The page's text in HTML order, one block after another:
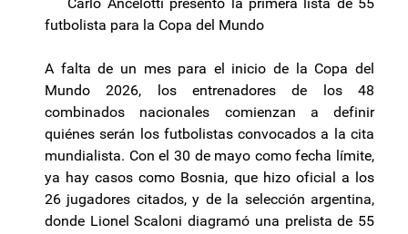
futbolista para la Copa del Mundo
A falta de un mes para el inicio de la Copa del
Mundo 2026, los entrenadores de los 48
combinados nacionales comienzan a definir
quiénes serán los futbolistas convocados a la cita
mundialista. Con el 30 de mayo como fecha límite,
ya hay casos como Bosnia, que hizo oficial a los
26 jugadores citados, y de la selección argentina,
donde Lionel Scaloni diagramó una prelista de 55